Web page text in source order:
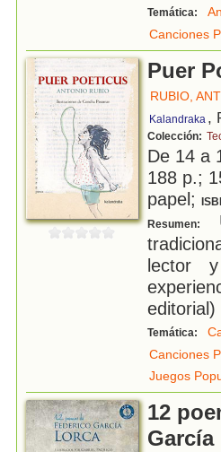
Temática:
Canciones
Puer
RUBIO,
Kalandraka ,
Colección:
De 14 a
188 p.;
papel;
Resumen:
lector
editorial)
Temática:
Canciones
Juegos
12
García